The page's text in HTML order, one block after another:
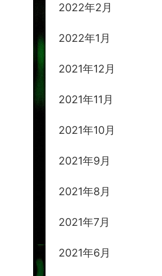
2022年2月
2022年1月
2021年12月
2021年11月
2021年10月
2021年9月
2021年8月
2021年7月
2021年6月